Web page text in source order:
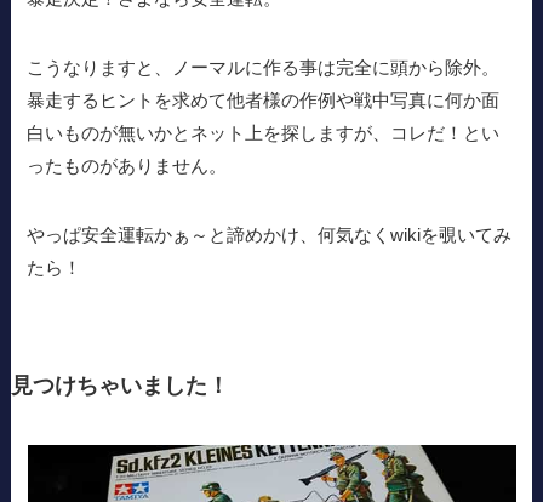
こうなりますと、ノーマルに作る事は完全に頭から除外。
暴走するヒントを求めて他者様の作例や戦中写真に何か面
白いものが無いかとネット上を探しますが、コレだ！とい
ったものがありません。
やっぱ安全運転かぁ～と諦めかけ、何気なくwikiを覗いてみ
たら！
見つけちゃいました！